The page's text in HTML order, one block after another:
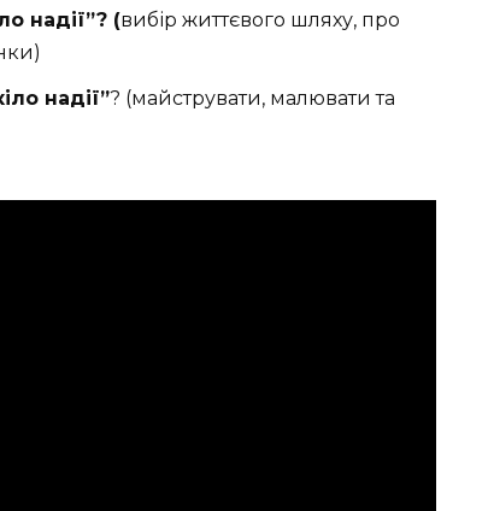
надії”? (вибір життєвого шляху, про
надії”? (майструвати, малювати та